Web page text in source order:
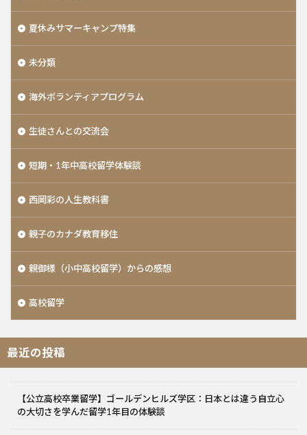
夏休みサマーキャンプ特集
未分類
海外ボランティアプログラム
生徒さんとの交流会
短期・1年中高校留学体験談
西岡彩の人生教科書
親子のカナダ教育移住
親御様（小中高校留学）からの感想
高校留学
最近の投稿
【公立高校卒業留学】ゴールデンヒルズ学区：日本とは違う自立心
の大切さを学んだ留学1年目の体験談